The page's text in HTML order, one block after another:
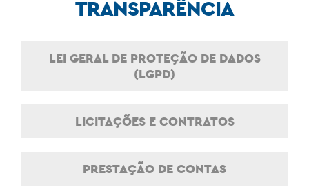
TRANSPARÊNCIA
LEI GERAL DE PROTEÇÃO DE DADOS
(LGPD)
LICITAÇÕES E CONTRATOS
PRESTAÇÃO DE CONTAS